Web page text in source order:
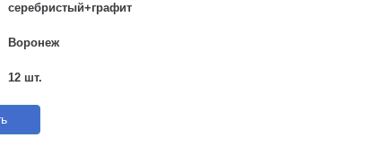
серебристый+графит
Воронеж
12 шт.